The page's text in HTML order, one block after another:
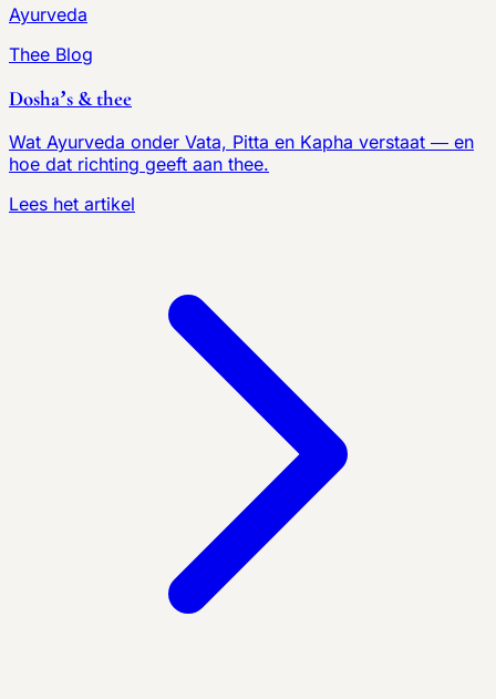
Ayurveda
Thee Blog
Dosha’s & thee
Wat Ayurveda onder Vata, Pitta en Kapha verstaat — en
hoe dat richting geeft aan thee.
Lees het artikel